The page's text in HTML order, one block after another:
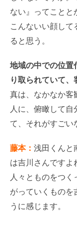
ない』ってことと
こんないい顔し
ると思う。
地域の中での位置
り取られていて、
真は、なかなか客
人に、俯瞰して
て、それがすごい
藤本： 浅田くんと
は吉川さんですよ
人々とものをつ
がっていくものを
うに感じます。